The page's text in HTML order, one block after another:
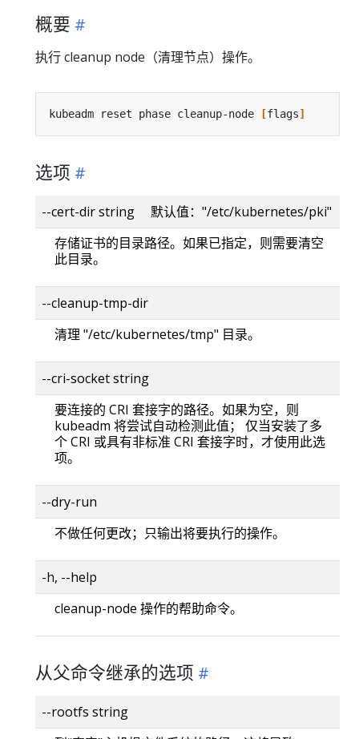
概要
执行 cleanup node（清理节点）操作。
kubeadm reset phase cleanup-node [flags]
选项
--cert-dir string 默认值："/etc/kubernetes/pki"
存储证书的目录路径。如果已指定，则需要清空
此目录。
--cleanup-tmp-dir
清理 "/etc/kubernetes/tmp" 目录。
--cri-socket string
要连接的 CRI 套接字的路径。如果为空，则
kubeadm 将尝试自动检测此值； 仅当安装了多
个 CRI 或具有非标准 CRI 套接字时，才使用此选
项。
--dry-run
不做任何更改；只输出将要执行的操作。
-h, --help
cleanup-node 操作的帮助命令。
从父命令继承的选项
--rootfs string